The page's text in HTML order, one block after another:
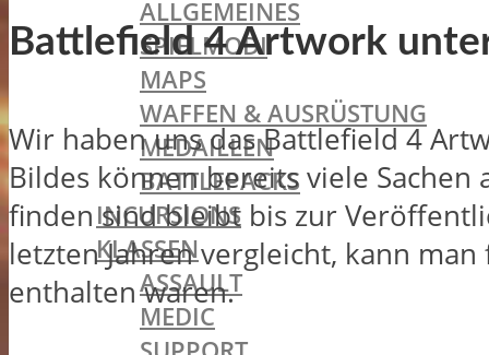
ALLGEMEINES
SPIELMODI
MAPS
WAFFEN & AUSRÜSTUNG
MEDAILLEN
BATTLEPACKS
INCURSIONS
KLASSEN
ASSAULT
MEDIC
Battlefield 4 Artwork
Wir haben uns das Battlefield 4
Bildes können bereits viele
finden sind bleibt bis zur
letzten Jahren vergleicht, kann
enthalten waren.